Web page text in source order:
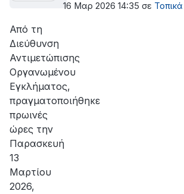
σουβλί και κινητά τηλέφωνα
16 Μαρ 2026 14:35 σε Τοπικά
Από τη
Διεύθυνση
Αντιμετώπισης
Οργανωμένου
Εγκλήματος,
πραγματοποιήθηκε
πρωινές
ώρες την
Παρασκευή
13
Μαρτίου
2026,